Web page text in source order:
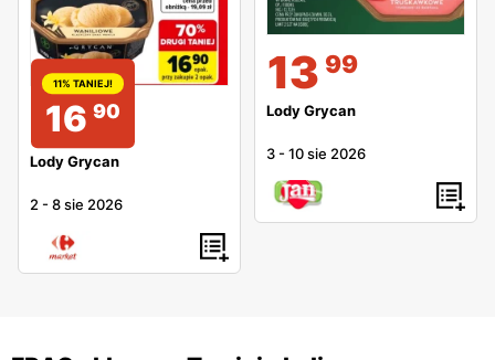
11% TANIEJ!
16 90
Lody Grycan
2 -8 sie 2026
13 99
Lody Grycan
3 -10 sie 2026